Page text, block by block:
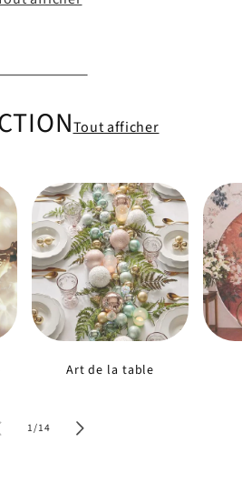
Tout afficher
Art de la table
1/de
14